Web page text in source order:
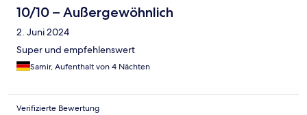
10/10 – Außergewöhnlich
2. Juni 2024
Super und empfehlenswert
Samir, Aufenthalt von 4 Nächten
Verifizierte Bewertung